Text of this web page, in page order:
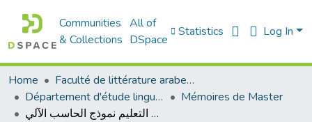
Communities
& Collections
All of
DSpace
Statistics Log In
Home
Faculté de littérature arabe et des arts
Département d'étude linguistique
Mémoires de Master
الإعلام و دوره في التعليم نموذج الحاسب الآلي